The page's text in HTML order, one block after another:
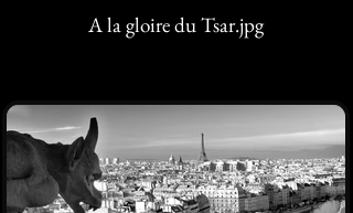
A la gloire du Tsar.jpg